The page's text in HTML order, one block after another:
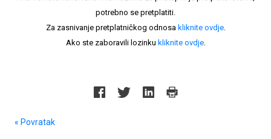
potrebno se pretplatiti.
Za zasnivanje pretplatničkog odnosa kliknite ovdje.
Ako ste zaboravili lozinku kliknite ovdje.
« Povratak